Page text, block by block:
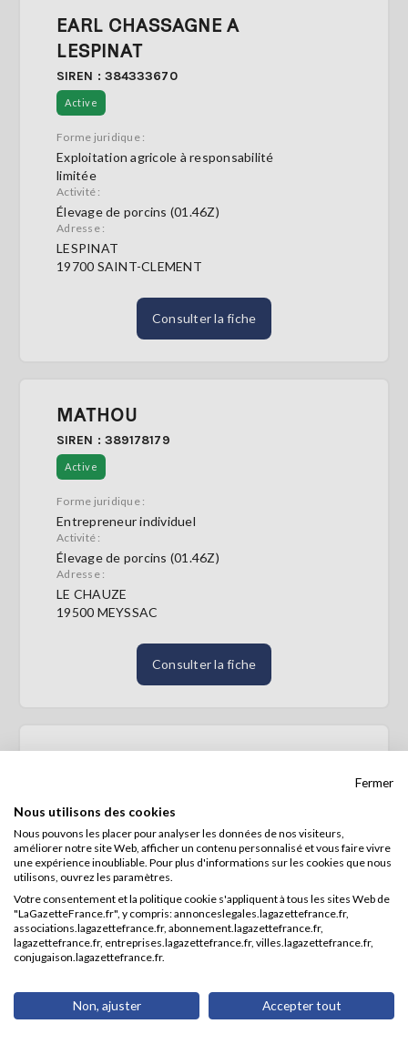
EARL CHASSAGNE A
LESPINAT
SIREN : 384333670
Active
Forme juridique :
Exploitation agricole à responsabilité
limitée
Activité :
Élevage de porcins (01.46Z)
Adresse :
LESPINAT
19700 SAINT-CLEMENT
Consulter la fiche
MATHOU
SIREN : 389178179
Active
Forme juridique :
Entrepreneur individuel
Activité :
Élevage de porcins (01.46Z)
Adresse :
LE CHAUZE
19500 MEYSSAC
Consulter la fiche
Active
Forme juridique :
Entrepreneur individuel
Activité :
Élevage de porcins (01.46Z)
Adresse :
LE SAILLANT
19130 VOUTEZAC
Fermer
Nous utilisons des cookies
Nous pouvons les placer pour analyser les données de nos visiteurs,
améliorer notre site Web, afficher un contenu personnalisé et vous faire vivre
une expérience inoubliable. Pour plus d'informations sur les cookies que nous
utilisons, ouvrez les paramètres.
Votre consentement et la politique cookie s'appliquent à tous les sites Web de
"LaGazetteFrance.fr", y compris: annonceslegales.lagazettefrance.fr,
associations.lagazettefrance.fr, abonnement.lagazettefrance.fr,
lagazettefrance.fr, entreprises.lagazettefrance.fr, villes.lagazettefrance.fr,
conjugaison.lagazettefrance.fr.
Non, ajuster Accepter tout